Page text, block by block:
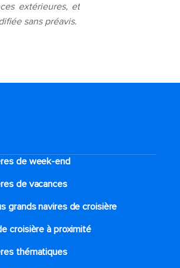
extérieures, et
sans préavis.
de week-end
de vacances
grands navires de croisière
croisière à proximité
thématiques